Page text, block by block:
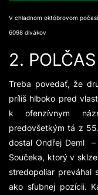
V chladnom októbrovom
6098 divákov
2. POLČAS
Treba povedať, že
príliš hlboko pred
k ofenzívnym
predovšetkým tá z
dostal Ondřej Deml
Součeka, ktorý v
stredopoliar preváhal
ako sľubnej pozícii.